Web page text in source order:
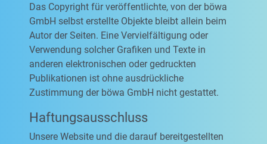
Das Copyright für veröffentlichte, von der böwa
GmbH selbst erstellte Objekte bleibt allein beim
Autor der Seiten. Eine Vervielfältigung oder
Verwendung solcher Grafiken und Texte in
anderen elektronischen oder gedruckten
Publikationen ist ohne ausdrückliche
Zustimmung der böwa GmbH nicht gestattet.
Haftungsausschluss
Unsere Website und die darauf bereitgestellten